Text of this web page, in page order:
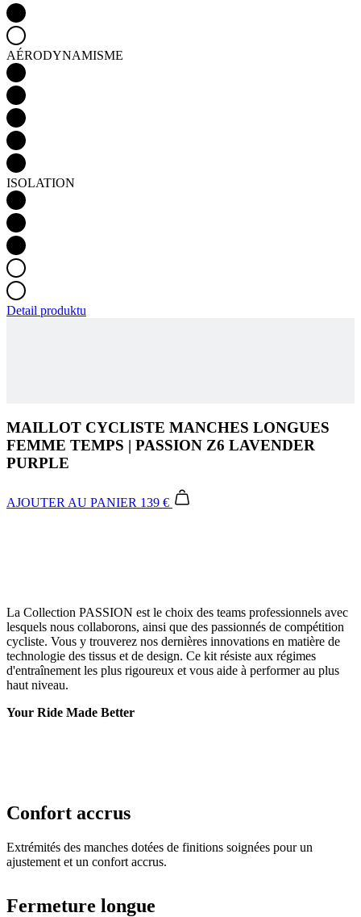
AÉRODYNAMISME
ISOLATION
Detail produktu
MAILLOT CYCLISTE MANCHES LONGUES
FEMME TEMPS | PASSION Z6 LAVENDER
PURPLE
AJOUTER AU PANIER 139 €
La Collection PASSION est le choix des teams professionnels avec
lesquels nous collaborons, ainsi que des passionnés de compétition
cycliste. Vous y trouverez nos dernières innovations en matière de
technologie des tissus et de design. Ce kit résiste aux régimes
d'entraînement les plus rigoureux et vous aide à performer au plus
haut niveau.
Your Ride Made Better
Confort accrus
Extrémités des manches dotées de finitions soignées pour un
ajustement et un confort accrus.
Fermeture longue